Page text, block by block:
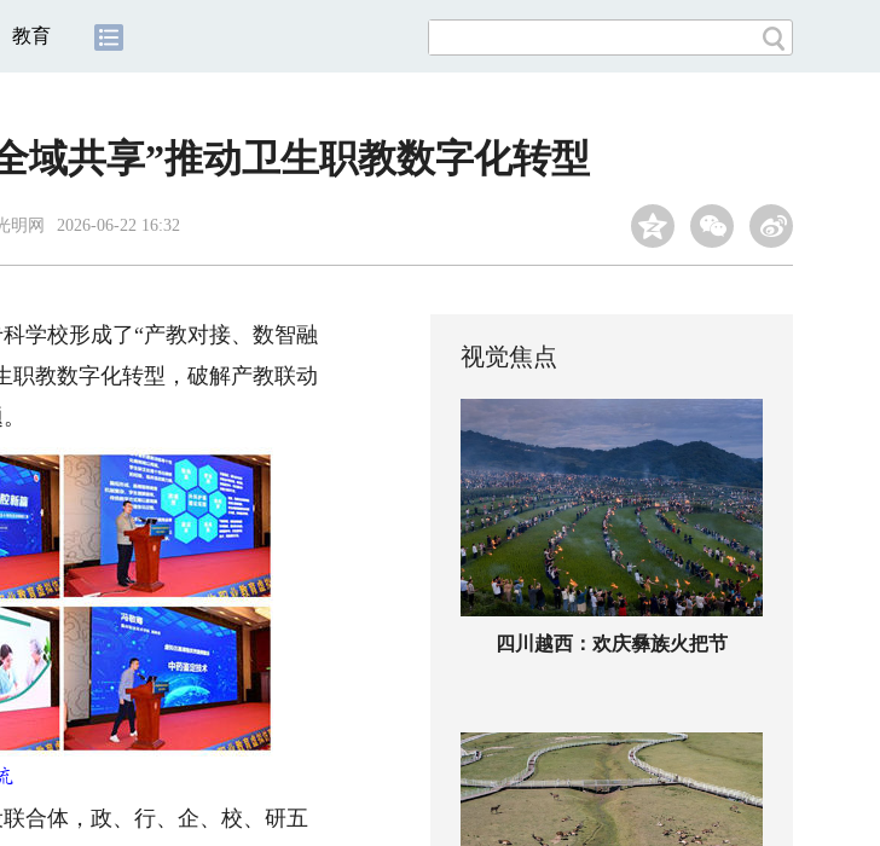
教育
域共享”推动卫生职教数字化转型
明网 2026-06-22 16:32
学校形成了“产教对接、数智融
职教数字化转型，破解产教联动
合体，政、行、企、校、研五
视觉焦点
四川越西：欢庆彝族火把节